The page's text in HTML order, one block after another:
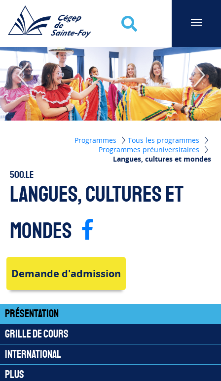
Programmes
Tous les programmes
Programmes préuniversitaires
Langues, cultures et mondes
500.LE
Langues, cultures et
mondes
Présentation
Grille de cours
International
Plus
Demande d'admission